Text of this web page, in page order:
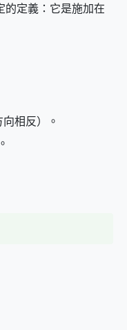
的定義：它是施加在
相反）。